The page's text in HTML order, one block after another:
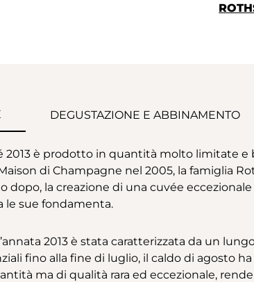
DEGUSTAZIONE E ABBINAMENTO
2013 è prodotto in quantità molto limitate
di Champagne nel 2005, la famiglia
dopo, la creazione di una cuvée
le sue fondamenta.
2013 è stata caratterizzata da un
fino alla fine di luglio, il caldo di agosto ha
ma di qualità rara ed eccezionale,